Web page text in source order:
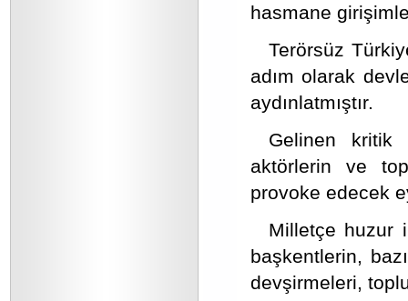
hasmane
Terörsüz
adım olarak
aydınlatmıştır.
Gelinen kritik
aktörlerin ve
provoke edecek
Milletçe huzur
başkentlerin,
devşirmeleri,